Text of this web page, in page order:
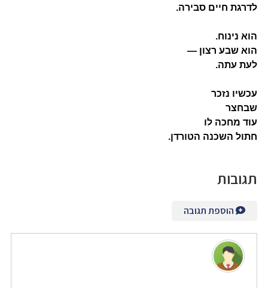
לדרגת חיים סבירה.
הוא נינוח.
הוא שבע רצון —
לעת עתה.
עכשיו נזכר
שבחצר
עוד מחכה לו
חתול השכנה הטורדן.
תגובות
הוספת תגובה